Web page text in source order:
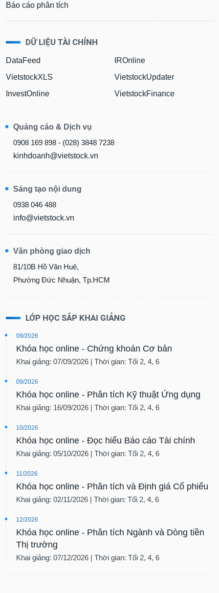
Báo cáo phân tích
DỮ LIỆU TÀI CHÍNH
DataFeed
VietstockXLS
InvestOnline
IROnline
VietstockUpdater
VietstockFinance
Quảng cáo & Dịch vụ
0908 169 898 - (028) 3848 7238
kinhdoanh@vietstock.vn
Sáng tạo nội dung
0938 046 488
info@vietstock.vn
Văn phòng giao dịch
81/10B Hồ Văn Huê,
Phường Đức Nhuận, Tp.HCM
LỚP HỌC SẮP KHAI GIẢNG
09/2026
Khóa học online - Chứng khoán Cơ bản
Khai giảng: 07/09/2026 | Thời gian: Tối 2, 4, 6
09/2026
Khóa học online - Phân tích Kỹ thuật Ứng dụng
Khai giảng: 16/09/2026 | Thời gian: Tối 2, 4, 6
10/2026
Khóa học online - Đọc hiểu Báo cáo Tài chính
Khai giảng: 05/10/2026 | Thời gian: Tối 2, 4, 6
11/2026
Khóa học online - Phân tích và Định giá Cổ phiếu
Khai giảng: 02/11/2026 | Thời gian: Tối 2, 4, 6
12/2026
Khóa học online - Phân tích Ngành và Dòng tiền
Thị trường
Khai giảng: 07/12/2026 | Thời gian: Tối 2, 4, 6